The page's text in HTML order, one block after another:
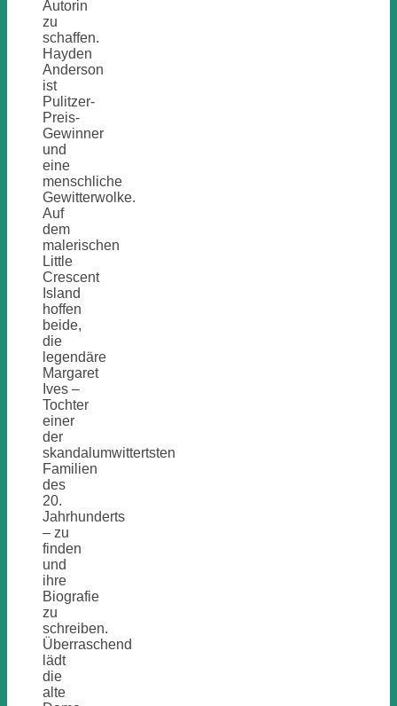
Autorin
zu
schaffen.
Hayden
Anderson
ist
Pulitzer-
Preis-
Gewinner
und
eine
menschliche
Gewitterwolke.
Auf
dem
malerischen
Little
Crescent
Island
hoffen
beide,
die
legendäre
Margaret
Ives –
Tochter
einer
der
skandalumwittertsten
Familien
des
20.
Jahrhunderts
– zu
finden
und
ihre
Biografie
zu
schreiben.
Überraschend
lädt
die
alte